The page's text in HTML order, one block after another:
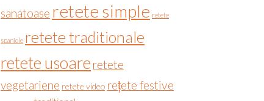
sanatoase retete simple retete
spaniole retete traditionale
retete usoare retete
vegetariene retete video rețete festive